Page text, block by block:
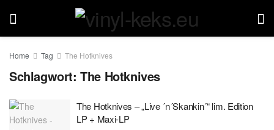
Home Tag The Hotknives
Schlagwort:The Hotknives
The Hotknives – „Live ´n´Skankin´“ lim. Edition
LP + Maxi-LP